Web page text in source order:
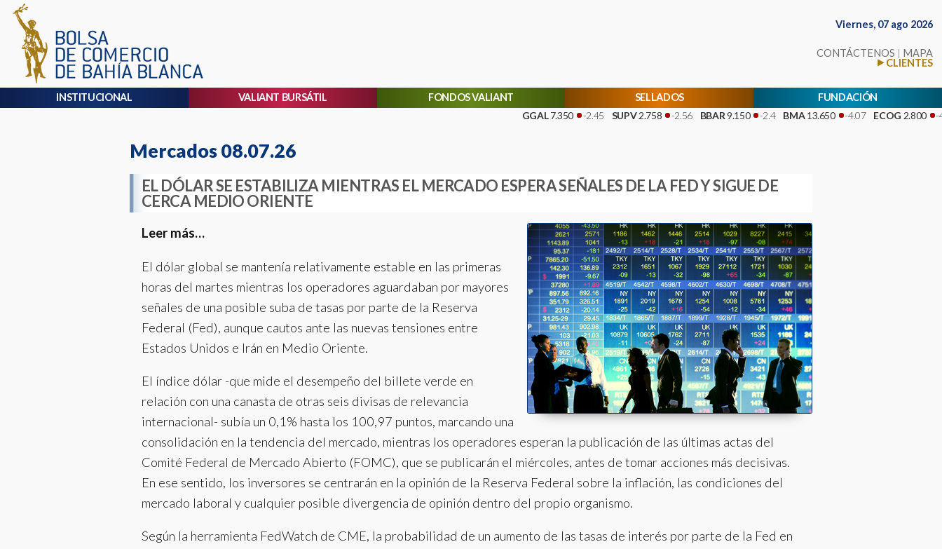
Viernes, 07 ago 2026
CONTÁCTENOS | MAPA
CLIENTES
INSTITUCIONAL VALIANT BURSÁTIL FONDOS VALIANT SELLADOS
FUNDACIÓN
7.350 -2.45 SUPV 2.758 -2.56 BBAR 9.150 -2.4 BMA 13.650 -4.07 ECOG2.800 -4.27
Mercados 08.07.26
EL DÓLAR SE ESTABILIZA MIENTRAS EL MERCADO ESPERA SEÑALES DE LA FED Y SIGUE DE
CERCA MEDIO ORIENTE
Leer más…
El dólar global se mantenía relativamente estable en las primeras
horas del martes mientras los operadores aguardaban por mayores
señales de una posible suba de tasas por parte de la Reserva
Federal (Fed), aunque cautos ante las nuevas tensiones entre
Estados Unidos e Irán en Medio Oriente.
El índice dólar -que mide el desempeño del billete verde en
relación con una canasta de otras seis divisas de relevancia
internacional- subía un 0,1% hasta los 100,97 puntos, marcando una
consolidación en la tendencia del mercado, mientras los operadores esperan la publicación de las últimas actas del
Comité Federal de Mercado Abierto (FOMC), que se publicarán el miércoles, antes de tomar acciones más decisivas.
En ese sentido, los inversores se centrarán en la opinión de la Reserva Federal sobre la inflación, las condiciones del
mercado laboral y cualquier posible divergencia de opinión dentro del propio organismo.
Según la herramienta FedWatch de CME, la probabilidad de un aumento de las tasas de interés por parte de la Fed en